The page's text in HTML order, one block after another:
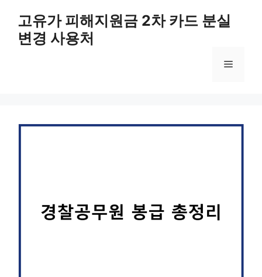
고유가 피해지원금 2차 카드 분실
변경 사용처
메